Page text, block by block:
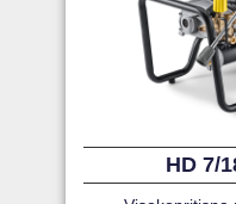
HD 7/